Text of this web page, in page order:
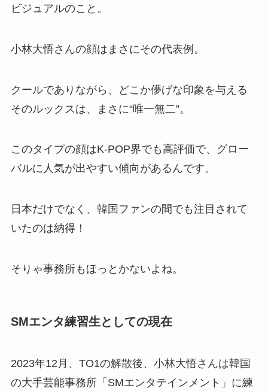
ビジュアルのこと。
小林大悟さんの顔はまさにその代表例。
クールでありながら、どこか儚げな印象を与える
そのルックスは、まさに“唯一無二”。
このタイプの顔はK-POP界でも高評価で、グロー
バルに人気が出やすい傾向があるんです。
日本だけでなく、韓国ファンの間でも注目されて
いたのは納得！
そりゃ事務所もほっとかないよね。
SMエンタ練習生としての現在
2023年12月、TO1の解散後、小林大悟さんは韓国
の大手芸能事務所「SMエンタテインメント」に練